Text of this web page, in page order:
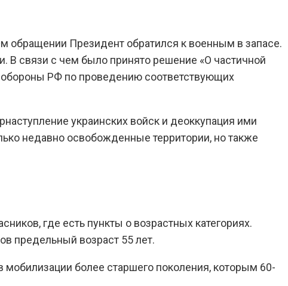
обращении Президент обратился к военным в запасе.
В связи с чем было принято решение «О частичной
обороны РФ по проведению соответствующих
украинских войск и деоккупация ими
недавно освобожденные территории, но также
где есть пункты о возрастных категориях.
предельный возраст 55 лет.
более старшего поколения, которым 60-